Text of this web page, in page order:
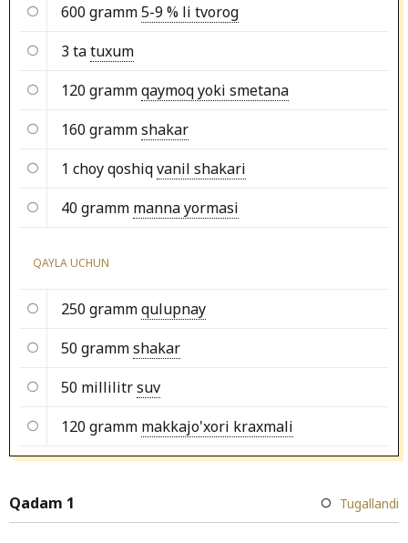
600 gramm5-9 % li tvorog
3 tatuxum
120 grammqaymoq yoki smetana
160 grammshakar
1 choy qoshiqvanil shakari
40 gramm manna yormasi
QAYLA UCHUN
250 grammqulupnay
50 grammshakar
50 millilitrsuv
120 gramm makkajo'xori kraxmali
Qadam 1 Tugallandi